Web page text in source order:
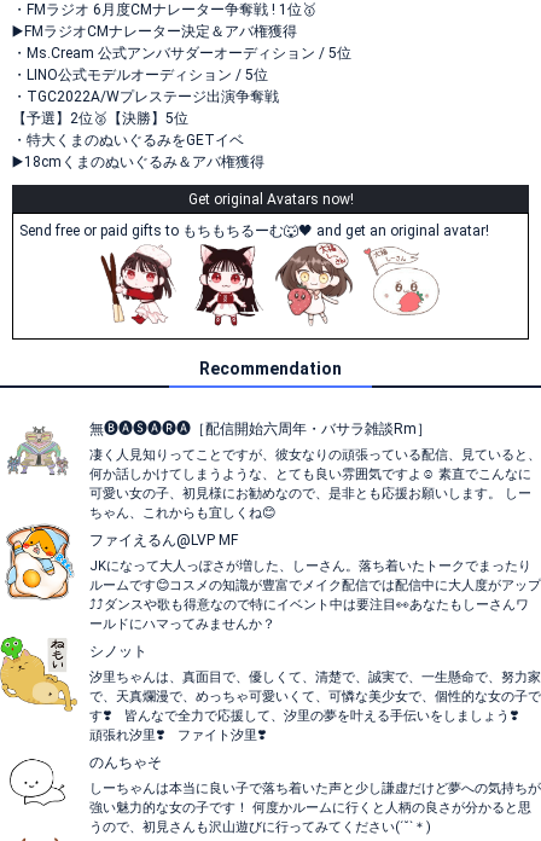
・FMラジオ 6月度CMナレーター争奪戦 ! 1位🥇
▶️FMラジオCMナレーター決定＆アバ権獲得
・Ms.Cream 公式アンバサダーオーディション / 5位
・LINO公式モデルオーディション / 5位
・TGC2022A/Wプレステージ出演争奪戦
【予選】2位🥈【決勝】5位
・特大くまのぬいぐるみをGETイベ
▶️18cmくまのぬいぐるみ＆アバ権獲得
Get original Avatars now!
Send free or paid gifts to もちもちるーむ🐺🖤 and get an original avatar!
Recommendation
無🅑🅐🅢🅐🅡🅐［配信開始六周年・バサラ雑談Rm］
凄く人見知りってことですが、彼女なりの頑張っている配信、見ていると、
何か話しかけてしまうような、とても良い雰囲気ですよ☺️ 素直でこんなに
可愛い女の子、初見様にお勧めなので、是非とも応援お願いします。 しー
ちゃん、これからも宜しくね😊
ファイえるん@LVP MF
JKになって大人っぽさが増した、しーさん。落ち着いたトークでまったり
ルームです😊コスメの知識が豊富でメイク配信では配信中に大人度がアップ
⤴️⤴️ダンスや歌も得意なので特にイベント中は要注目👀あなたもしーさんワ
ールドにハマってみませんか？
シノット
汐里ちゃんは、真面目で、優しくて、清楚で、誠実で、一生懸命で、努力家
で、天真爛漫で、めっちゃ可愛いくて、可憐な美少女で、個性的な女の子で
す❣️ 皆んなで全力で応援して、汐里の夢を叶える手伝いをしましょう❣️
頑張れ汐里❣️ ファイト汐里❣️
のんちゃそ
しーちゃんは本当に良い子で落ち着いた声と少し謙虚だけど夢への気持ちが
強い魅力的な女の子です！ 何度かルームに行くと人柄の良さが分かると思
うので、初見さんも沢山遊びに行ってみてください(´˘`＊)